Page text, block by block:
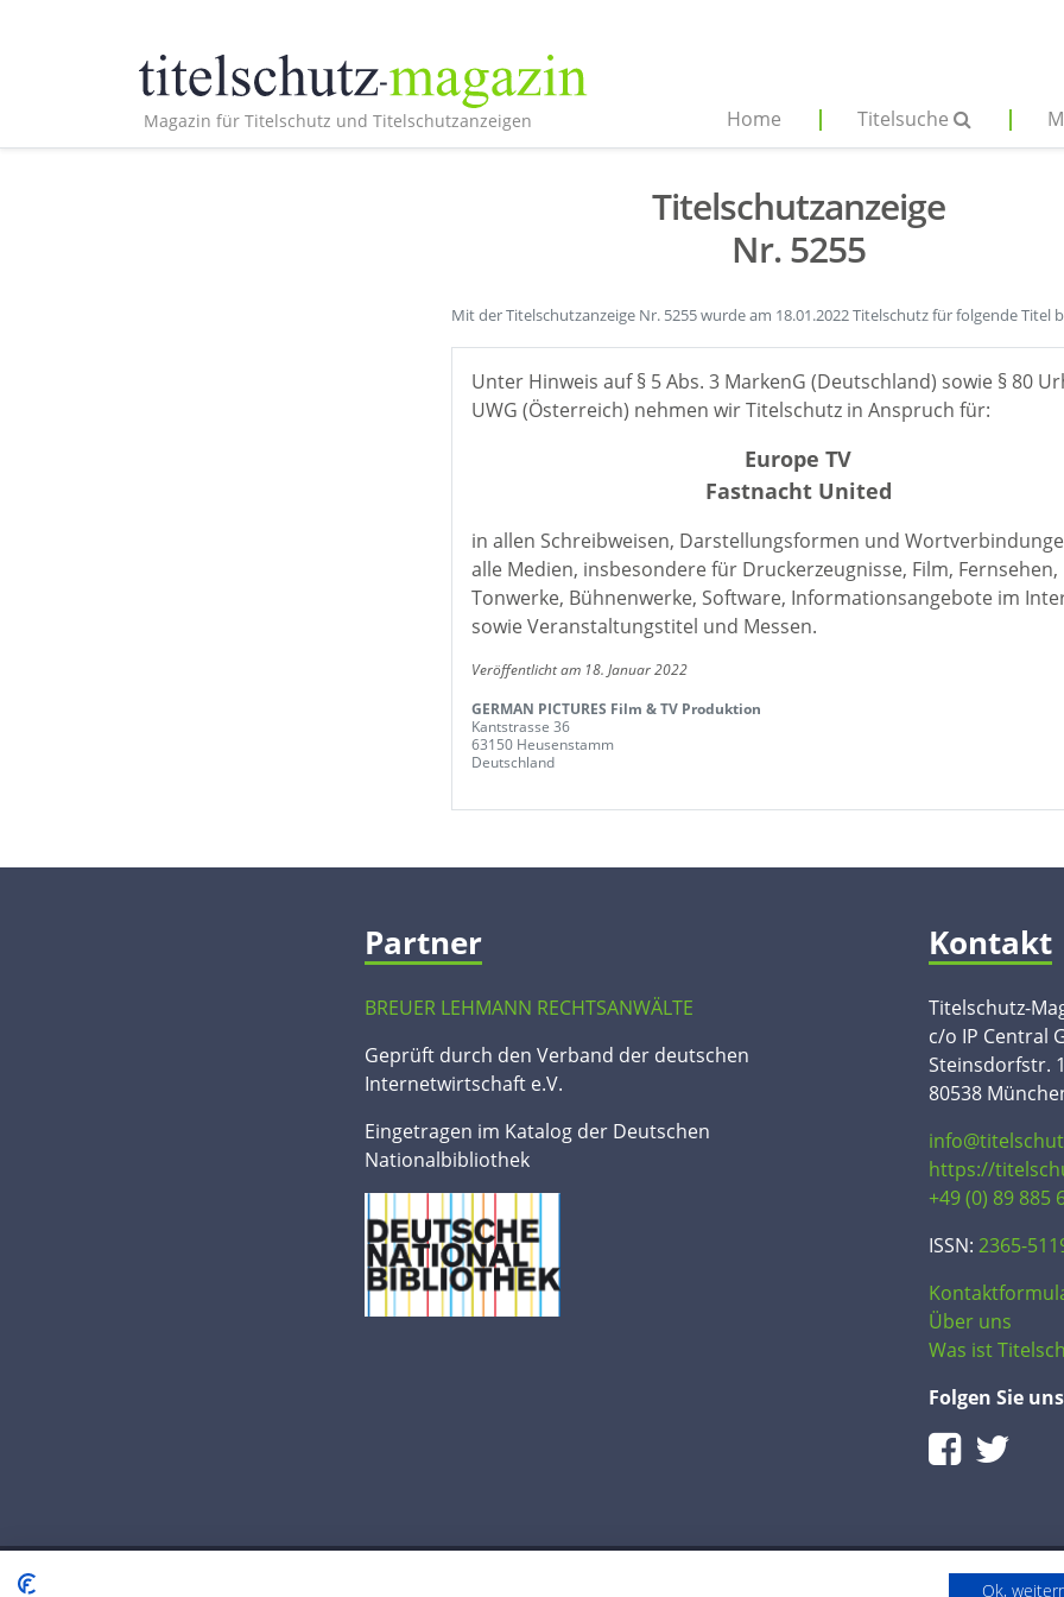
Magazin für Titelschutz und Titelschutzanzeigen Home Titelsuche
Titelschutzanzeige
Nr. 5255
Mit der Titelschutzanzeige Nr. 5255 wurde am 18.01.2022 Titelschutz für folgende Titel
Unter Hinweis auf § 5 Abs. 3 MarkenG (Deutschland) sowie § 80
UWG (Österreich) nehmen wir Titelschutz in Anspruch für:
Europe TV
Fastnacht United
in allen Schreibweisen, Darstellungsformen und
alle Medien, insbesondere für Druckerzeugnisse, Film, Fernsehen,
Tonwerke, Bühnenwerke, Software, Informationsangebote im
sowie Veranstaltungstitel und Messen.
Veröffentlicht am 18. Januar 2022
GERMAN PICTURES Film & TV Produktion
Kantstrasse 36
63150 Heusenstamm
Deutschland
Partner
BREUER LEHMANN RECHTSANWÄLTE
Geprüft durch den Verband der deutschen
Internetwirtschaft e.V.
Eingetragen im Katalog der Deutschen
Nationalbibliothek
Kontakt
Titelschutz-
c/o IP Central
Steinsdorfstr.
80538
https://
+49 (0) 89 885
ISSN: 2365-
Über uns
Was ist
Folgen Sie uns
Ok,